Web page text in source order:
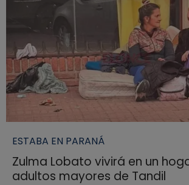
ESTABA EN PARANÁ
Zulma Lobato vivirá en un
adultos mayores de Tandil